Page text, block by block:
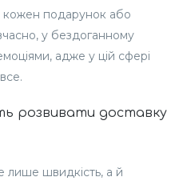
подарунок або
у бездоганному
адже у цій сфері
розвивати доставку
лише швидкість, а й